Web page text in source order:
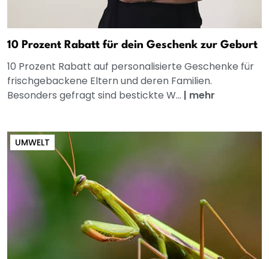
10 Prozent Rabatt für dein Geschenk zur Geburt
10 Prozent Rabatt auf personalisierte Geschenke für
frischgebackene Eltern und deren Familien.
Besonders gefragt sind bestickte W... | mehr
UMWELT